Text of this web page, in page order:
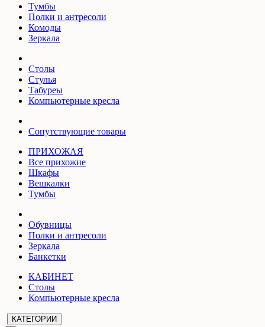
Тумбы
Полки и антресоли
Комоды
Зеркала
Столы
Стулья
Табуреы
Компьютерные кресла
Сопутствующие товары
ПРИХОЖАЯ
Все прихожие
Шкафы
Вешкалки
Тумбы
Обувницы
Полки и антресоли
Зеркала
Банкетки
КАБИНЕТ
Столы
Компьютерные кресла
КАТЕГОРИИ